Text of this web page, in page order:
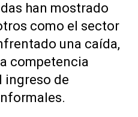
han mostrado
como el sector
una caída,
competencia
ingreso de